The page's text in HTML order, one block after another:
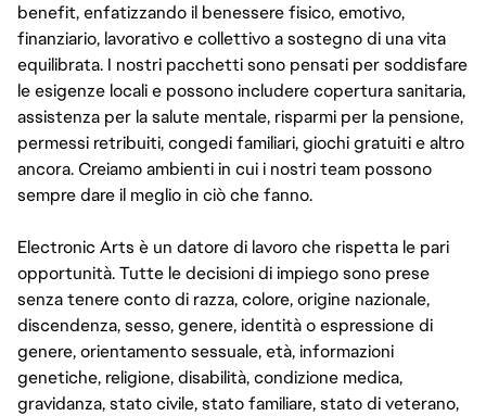
benefit, enfatizzando il benessere fisico, emotivo,
finanziario, lavorativo e collettivo a sostegno di una vita
equilibrata. I nostri pacchetti sono pensati per soddisfare
le esigenze locali e possono includere copertura sanitaria,
assistenza per la salute mentale, risparmi per la pensione,
permessi retribuiti, congedi familiari, giochi gratuiti e altro
ancora. Creiamo ambienti in cui i nostri team possono
sempre dare il meglio in ciò che fanno.
Electronic Arts è un datore di lavoro che rispetta le pari
opportunità. Tutte le decisioni di impiego sono prese
senza tenere conto di razza, colore, origine nazionale,
discendenza, sesso, genere, identità o espressione di
genere, orientamento sessuale, età, informazioni
genetiche, religione, disabilità, condizione medica,
gravidanza, stato civile, stato familiare, stato di veterano,